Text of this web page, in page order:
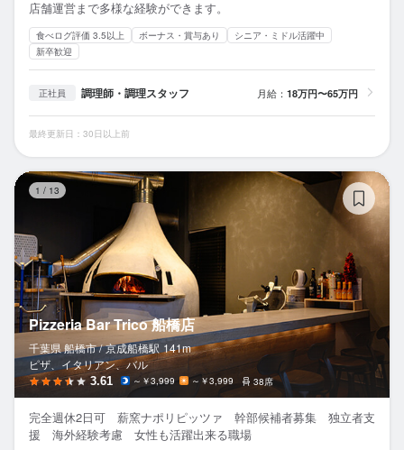
店舗運営まで多様な経験ができます。
食べログ評価 3.5以上 ボーナス・賞与あり
シニア・ミドル活躍中
新卒歓迎
正社員 調理師・調理スタッフ 月給： 18万円〜65万円
最終更新日：30日以上前
1 / 13
Pizzeria Bar Trico 船橋店
千葉県 船橋市 / 京成船橋駅 141m
ピザ、イタリアン、バル
3.61 ～￥3,999 ～￥3,999 38席
完全週休2日可 薪窯ナポリピッツァ 幹部候補者募集 独立者支
援 海外経験考慮 女性も活躍出来る職場